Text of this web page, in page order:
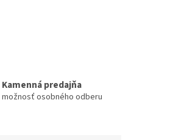
Kamenná predajňa
možnosť osobného odberu